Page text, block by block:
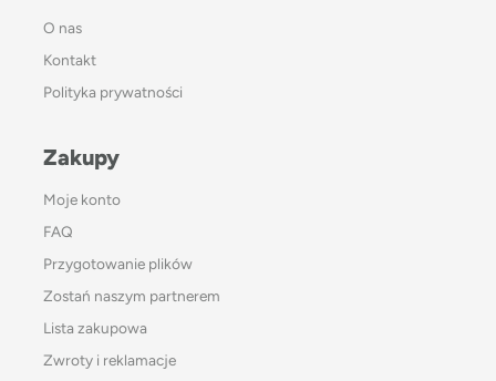
O nas
Kontakt
Polityka prywatności
Zakupy
Moje konto
FAQ
Przygotowanie plików
Zostań naszym partnerem
Lista zakupowa
Zwroty i reklamacje